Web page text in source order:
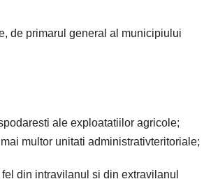
de primarul general al municipiului
ale exploatatiilor agricole;
multor unitati administrativteritoriale;
din intravilanul si din extravilanul